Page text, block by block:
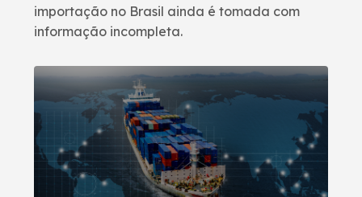
importação no Brasil ainda é tomada com
informação incompleta.